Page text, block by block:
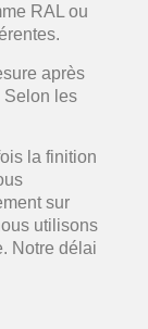
RAL ou
après
Selon les
la finition
sur
utilisons
Notre délai